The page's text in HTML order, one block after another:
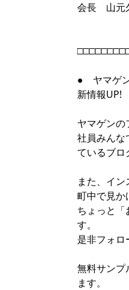
会長 山元
● ヤマゲ
新情報UP!
ヤマゲンの
社員みんな
ているブロ
また、イ
町中で見か
ちょっと
す。
是非フォロ
無料サンプ
ます。